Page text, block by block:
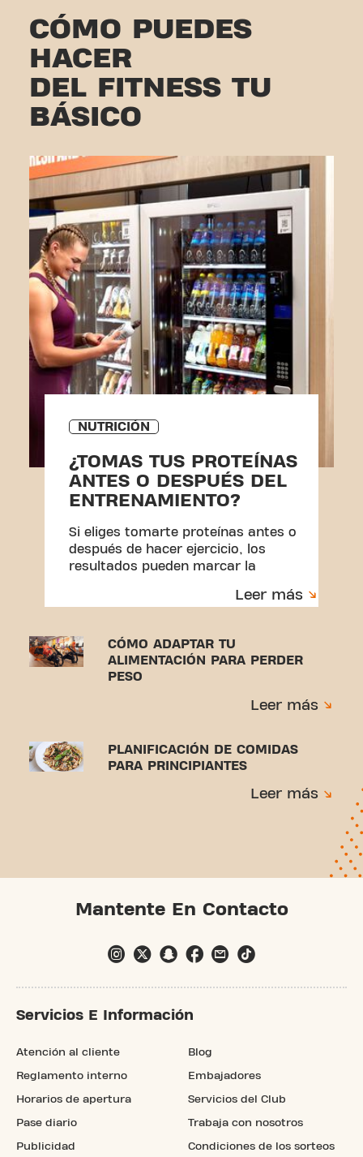
CÓMO PUEDES
HACER
DEL FITNESS TU
BÁSICO
NUTRICIÓN
¿TOMAS TUS PROTEÍNAS
ANTES O DESPUÉS DEL
ENTRENAMIENTO?
Si eliges tomarte proteínas antes o
después de hacer ejercicio, los
resultados pueden marcar la
Leer más
CÓMO ADAPTAR TU
ALIMENTACIÓN PARA PERDER
PESO
Leer más
PLANIFICACIÓN DE COMIDAS
PARA PRINCIPIANTES
Leer más
Mantente En Contacto
Servicios E Información
Atención al cliente
Reglamento interno
Horarios de apertura
Pase diario
Publicidad
Blog
Embajadores
Servicios del Club
Trabaja con nosotros
Condiciones de los sorteos